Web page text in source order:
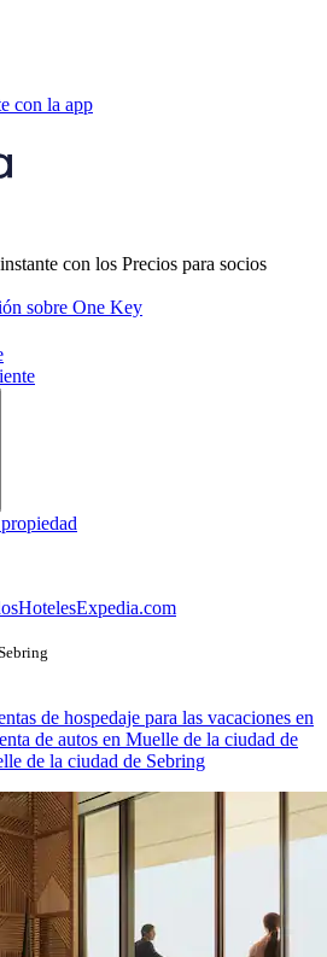
con la app
con los Precios para socios
sobre One Key
HotelesExpedia.com
de hospedaje para las vacaciones en
de autos en Muelle de la ciudad de
de la ciudad de Sebring